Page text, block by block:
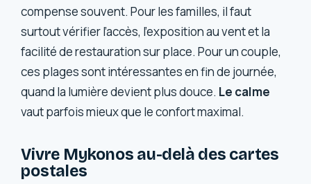
compense souvent. Pour les familles, il faut
surtout vérifier l’accès, l’exposition au vent et la
facilité de restauration sur place. Pour un couple,
ces plages sont intéressantes en fin de journée,
quand la lumière devient plus douce. Le calme
vaut parfois mieux que le confort maximal.
Vivre Mykonos au-delà des cartes
postales